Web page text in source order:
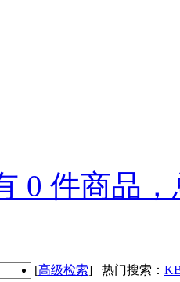
0 件商品
[高级检索] 热门搜索：